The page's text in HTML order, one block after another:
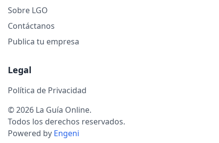
Sobre LGO
Contáctanos
Publica tu empresa
Legal
Política de Privacidad
© 2026 La Guía Online.
Todos los derechos reservados.
Powered by Engeni